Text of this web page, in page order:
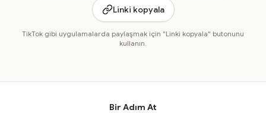
Linki kopyala
TikTok gibi uygulamalarda paylaşmak için "Linki kopyala" butonunu
kullanın.
Bir Adım At